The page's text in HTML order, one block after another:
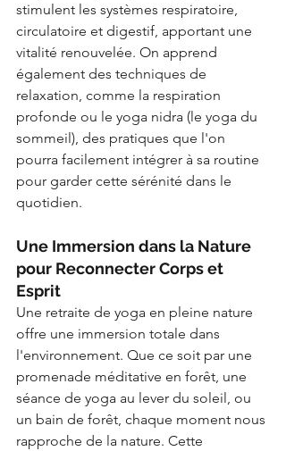
stimulent les systèmes respiratoire,
circulatoire et digestif, apportant une
vitalité renouvelée. On apprend
également des techniques de
relaxation, comme la respiration
profonde ou le yoga nidra (le yoga du
sommeil), des pratiques que l'on
pourra facilement intégrer à sa routine
pour garder cette sérénité dans le
quotidien.
Une Immersion dans la Nature
pour Reconnecter Corps et
Esprit
Une retraite de yoga en pleine nature
offre une immersion totale dans
l'environnement. Que ce soit par une
promenade méditative en forêt, une
séance de yoga au lever du soleil, ou
un bain de forêt, chaque moment nous
rapproche de la nature. Cette